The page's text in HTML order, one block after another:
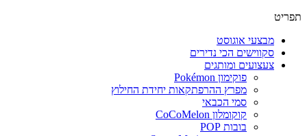
מבצעי אוגוסט
סקווישים הכי נדירים
צעצועים ומותגים
פוקימון Pokémon
מפרץ ההרפתקאות יחידת החילוץ
סמי הכבאי
קוקומלון CoCoMelon
בובות POP